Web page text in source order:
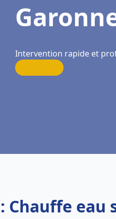
Intervention rapide et
Chauffe